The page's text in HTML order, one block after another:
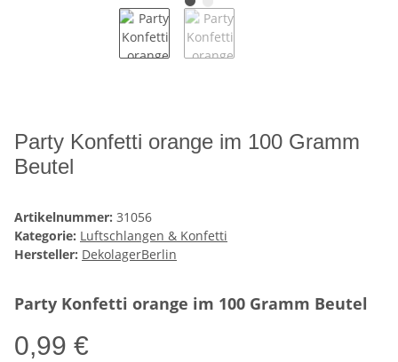
Party Konfetti orange im 100 Gramm
Beutel
Artikelnummer: 31056
Kategorie: Luftschlangen & Konfetti
Hersteller: DekolagerBerlin
Party Konfetti orange im 100 Gramm Beutel
0,99 €